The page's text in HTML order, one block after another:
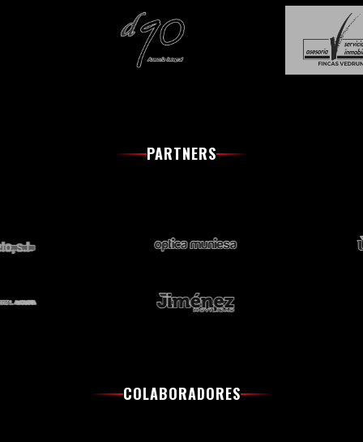
PARTNERS
COLABORADORES